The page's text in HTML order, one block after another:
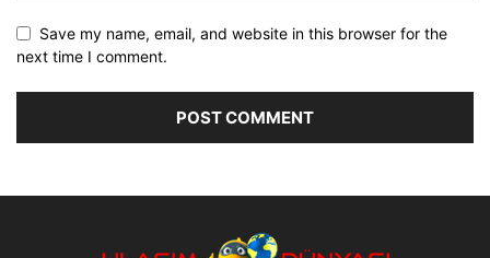
Save my name, email, and website in this browser for the
next time I comment.